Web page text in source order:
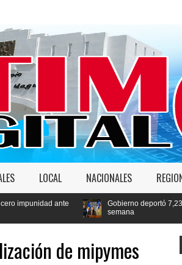
LOCAL NACIONALES
Gobierno deportó 7,237 extranjeros en
de mipymes